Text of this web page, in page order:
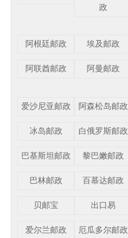
政
阿根廷邮政 埃及邮政
阿联酋邮政 阿曼邮政
爱沙尼亚邮政 阿森松岛邮政
冰岛邮政 白俄罗斯邮政
巴基斯坦邮政 黎巴嫩邮政
巴林邮政 百慕达邮政
贝邮宝 出口易
爱尔兰邮政 厄瓜多尔邮政